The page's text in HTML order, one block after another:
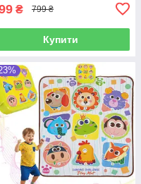
₴ 799 ₴
Купити